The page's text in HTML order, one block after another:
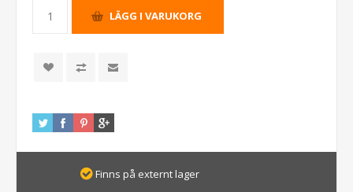
Finns på externt lager